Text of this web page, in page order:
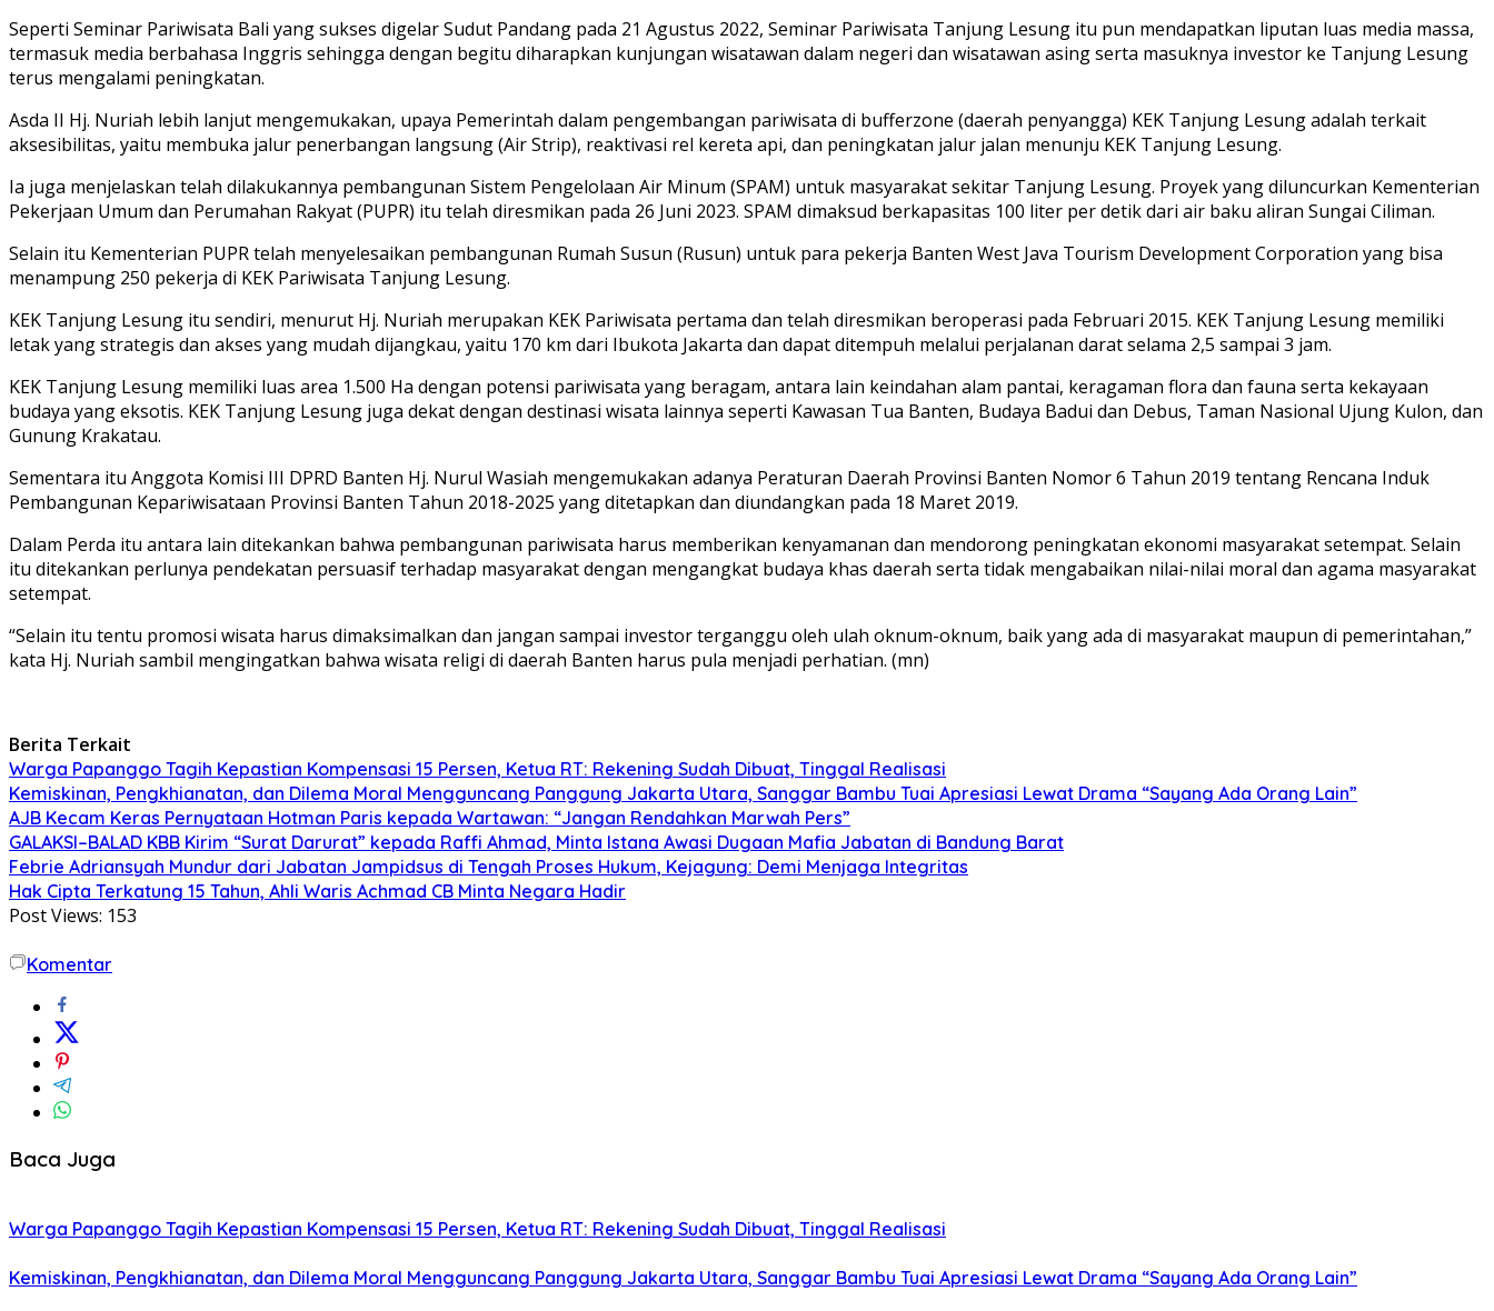
Seperti Seminar Pariwisata Bali yang sukses digelar Sudut Pandang pada 21 Agustus 2022, Seminar Pariwisata Tanjung Lesung itu pun mendapatkan liputan luas media massa,
termasuk media berbahasa Inggris sehingga dengan begitu diharapkan kunjungan wisatawan dalam negeri dan wisatawan asing serta masuknya investor ke Tanjung Lesung
terus mengalami peningkatan.
Asda II Hj. Nuriah lebih lanjut mengemukakan, upaya Pemerintah dalam pengembangan pariwisata di bufferzone (daerah penyangga) KEK Tanjung Lesung adalah terkait
aksesibilitas, yaitu membuka jalur penerbangan langsung (Air Strip), reaktivasi rel kereta api, dan peningkatan jalur jalan menunju KEK Tanjung Lesung.
Ia juga menjelaskan telah dilakukannya pembangunan Sistem Pengelolaan Air Minum (SPAM) untuk masyarakat sekitar Tanjung Lesung. Proyek yang diluncurkan Kementerian
Pekerjaan Umum dan Perumahan Rakyat (PUPR) itu telah diresmikan pada 26 Juni 2023. SPAM dimaksud berkapasitas 100 liter per detik dari air baku aliran Sungai Ciliman.
Selain itu Kementerian PUPR telah menyelesaikan pembangunan Rumah Susun (Rusun) untuk para pekerja Banten West Java Tourism Development Corporation yang bisa
menampung 250 pekerja di KEK Pariwisata Tanjung Lesung.
KEK Tanjung Lesung itu sendiri, menurut Hj. Nuriah merupakan KEK Pariwisata pertama dan telah diresmikan beroperasi pada Februari 2015. KEK Tanjung Lesung memiliki
letak yang strategis dan akses yang mudah dijangkau, yaitu 170 km dari Ibukota Jakarta dan dapat ditempuh melalui perjalanan darat selama 2,5 sampai 3 jam.
KEK Tanjung Lesung memiliki luas area 1.500 Ha dengan potensi pariwisata yang beragam, antara lain keindahan alam pantai, keragaman flora dan fauna serta kekayaan
budaya yang eksotis. KEK Tanjung Lesung juga dekat dengan destinasi wisata lainnya seperti Kawasan Tua Banten, Budaya Badui dan Debus, Taman Nasional Ujung Kulon, dan
Gunung Krakatau.
Sementara itu Anggota Komisi III DPRD Banten Hj. Nurul Wasiah mengemukakan adanya Peraturan Daerah Provinsi Banten Nomor 6 Tahun 2019 tentang Rencana Induk
Pembangunan Kepariwisataan Provinsi Banten Tahun 2018-2025 yang ditetapkan dan diundangkan pada 18 Maret 2019.
Dalam Perda itu antara lain ditekankan bahwa pembangunan pariwisata harus memberikan kenyamanan dan mendorong peningkatan ekonomi masyarakat setempat. Selain
itu ditekankan perlunya pendekatan persuasif terhadap masyarakat dengan mengangkat budaya khas daerah serta tidak mengabaikan nilai-nilai moral dan agama masyarakat
setempat.
“Selain itu tentu promosi wisata harus dimaksimalkan dan jangan sampai investor terganggu oleh ulah oknum-oknum, baik yang ada di masyarakat maupun di pemerintahan,”
kata Hj. Nuriah sambil mengingatkan bahwa wisata religi di daerah Banten harus pula menjadi perhatian. (mn)
Berita Terkait
Warga Papanggo Tagih Kepastian Kompensasi 15 Persen, Ketua RT: Rekening Sudah Dibuat, Tinggal Realisasi
Kemiskinan, Pengkhianatan, dan Dilema Moral Mengguncang Panggung Jakarta Utara, Sanggar Bambu Tuai Apresiasi Lewat Drama “Sayang Ada Orang Lain”
AJB Kecam Keras Pernyataan Hotman Paris kepada Wartawan: “Jangan Rendahkan Marwah Pers”
GALAKSI–BALAD KBB Kirim “Surat Darurat” kepada Raffi Ahmad, Minta Istana Awasi Dugaan Mafia Jabatan di Bandung Barat
Febrie Adriansyah Mundur dari Jabatan Jampidsus di Tengah Proses Hukum, Kejagung: Demi Menjaga Integritas
Hak Cipta Terkatung 15 Tahun, Ahli Waris Achmad CB Minta Negara Hadir
Post Views: 153
Komentar
Baca Juga
Warga Papanggo Tagih Kepastian Kompensasi 15 Persen, Ketua RT: Rekening Sudah Dibuat, Tinggal Realisasi
Kemiskinan, Pengkhianatan, dan Dilema Moral Mengguncang Panggung Jakarta Utara, Sanggar Bambu Tuai Apresiasi Lewat Drama “Sayang Ada Orang Lain”